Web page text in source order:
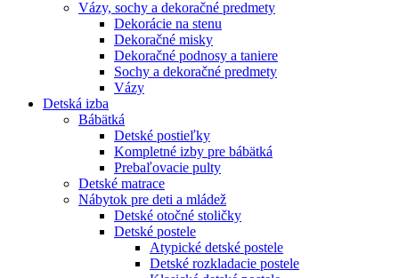
Vázy, sochy a dekoračné predmety
Dekorácie na stenu
Dekoračné misky
Dekoračné podnosy a taniere
Sochy a dekoračné predmety
Vázy
Detská izba
Bábätká
Detské postieľky
Kompletné izby pre bábätká
Prebaľovacie pulty
Detské matrace
Nábytok pre deti a mládež
Detské otočné stoličky
Detské postele
Atypické detské postele
Detské rozkladacie postele